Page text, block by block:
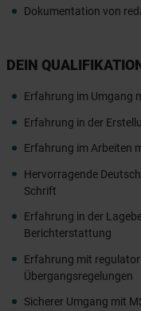
Dokumentation von
DEIN
Erfahrung im Umgang
Erfahrung in der
Erfahrung im Arbeiten
Hervorragende
Schrift
Erfahrung in der
Berichterstattung
Erfahrung mit
Übergangsregelungen
Sicherer Umgang mit